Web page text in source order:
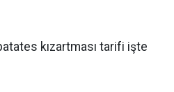
kızartması tarifi işte